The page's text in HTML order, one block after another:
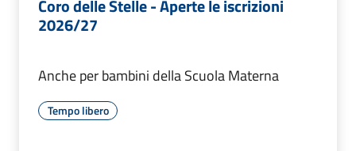
Coro delle Stelle - Aperte le iscrizioni
2026/27
Anche per bambini della Scuola Materna
Tempo libero